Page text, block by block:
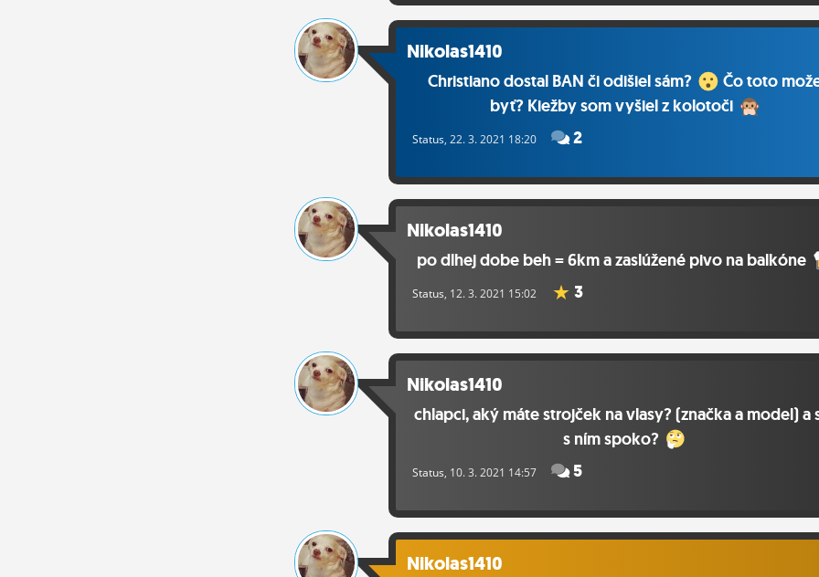
Nikolas1410
Christiano dostal BAN či odišiel sám?
Čo toto
byť? Kiežby som vyšiel z kolotoči
Status, 22. 3. 2021 18:20 2
Nikolas1410
po dlhej dobe beh = 6km a zaslúžené pivo na balkóne
Status, 12. 3. 2021 15:02 3
Nikolas1410
chlapci, aký máte strojček na vlasy? (značka a model) a
s ním spoko?
Status, 10. 3. 2021 14:57 5
Nikolas1410